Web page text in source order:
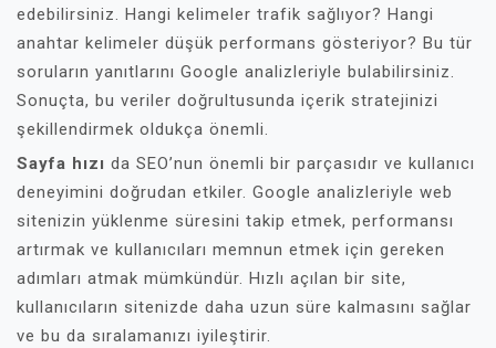
edebilirsiniz. Hangi kelimeler trafik sağlıyor? Hangi
anahtar kelimeler düşük performans gösteriyor? Bu tür
soruların yanıtlarını Google analizleriyle bulabilirsiniz.
Sonuçta, bu veriler doğrultusunda içerik stratejinizi
şekillendirmek oldukça önemli.
Sayfa hızı da SEO’nun önemli bir parçasıdır ve kullanıcı
deneyimini doğrudan etkiler. Google analizleriyle web
sitenizin yüklenme süresini takip etmek, performansı
artırmak ve kullanıcıları memnun etmek için gereken
adımları atmak mümkündür. Hızlı açılan bir site,
kullanıcıların sitenizde daha uzun süre kalmasını sağlar
ve bu da sıralamanızı iyileştirir.